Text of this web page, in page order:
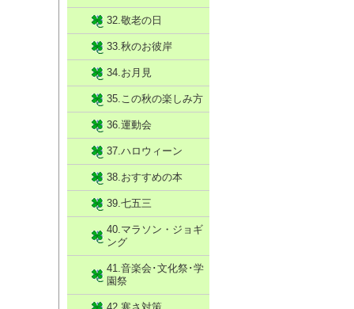
32.敬老の日
33.秋のお彼岸
34.お月見
35.この秋の楽しみ方
36.運動会
37.ハロウィーン
38.おすすめの本
39.七五三
40.マラソン・ジョギ
ング
41.音楽会･文化祭･学
園祭
42.寒さ対策